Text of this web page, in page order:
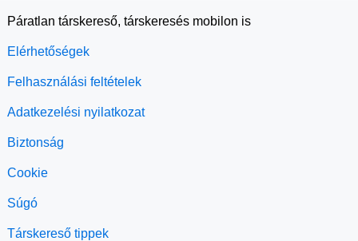
Páratlan társkereső, társkeresés mobilon is
Elérhetőségek
Felhasználási feltételek
Adatkezelési nyilatkozat
Biztonság
Cookie
Súgó
Társkereső tippek